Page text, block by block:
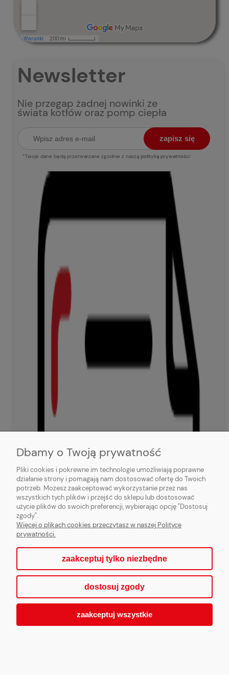
Newsletter
Nie przegap żadnej nowinki ze
świata kotłów oraz pomp ciepła
zapisz się
*Twoje dane będą przetwarzane zgodnie z naszą polityką prywatności
Dbamy o Twoją prywatność
Pliki cookies i pokrewne im technologie umożliwiają poprawne
działanie strony i pomagają nam dostosować ofertę do Twoich
potrzeb. Możesz zaakceptować wykorzystanie przez nas
wszystkich tych plików i przejść do sklepu lub dostosować
użycie plików do swoich preferencji, wybierając opcję "Dostosuj
zgody".
Więcej o plikach cookies przeczytasz w naszej Polityce
prywatności.
zaakceptuj tylko niezbędne
dostosuj zgody
zaakceptuj wszystkie